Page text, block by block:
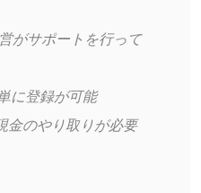
がサポートを行って
に登録が可能
金のやり取りが必要